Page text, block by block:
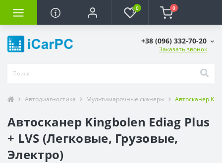
0 0
+38 (096) 332-70-20
Заказать звонок
Автодиагностика Мультимарочные сканеры Автосканер
Автосканер Kingbolen Ediag Plus
+ LVS (Легковые, Грузовые,
Электро)